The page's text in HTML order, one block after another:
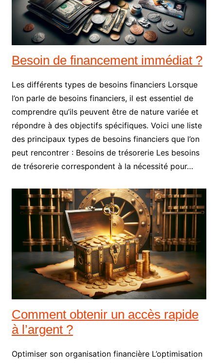
Besoin de financement immédiat ?
Les différents types de besoins financiers Lorsque
l’on parle de besoins financiers, il est essentiel de
comprendre qu’ils peuvent être de nature variée et
répondre à des objectifs spécifiques. Voici une liste
des principaux types de besoins financiers que l’on
peut rencontrer : Besoins de trésorerie Les besoins
de trésorerie correspondent à la nécessité pour…
Comment obtenir un accès rapide
à l’argent ?
Optimiser son organisation financière L’optimisation